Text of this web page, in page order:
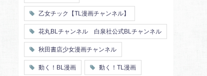
乙女チック【TL漫画チャンネル】
花丸BLチャンネル 白泉社公式BLチャンネル
秋田書店少女漫画チャンネル
動く！BL漫画 動く！TL漫画